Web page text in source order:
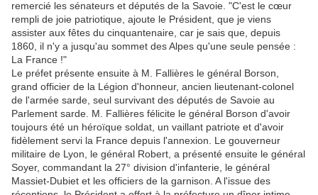
remercié les sénateurs et députés de la Savoie. "C'est le cœur
rempli de joie patriotique, ajoute le Président, que je viens
assister aux fêtes du cinquantenaire, car je sais que, depuis
1860, il n'y a jusqu'au sommet des Alpes qu'une seule pensée :
La France !"
Le préfet présente ensuite à M. Fallières le général Borson,
grand officier de la Légion d'honneur, ancien lieutenant-colonel
de l'armée sarde, seul survivant des députés de Savoie au
Parlement sarde. M. Fallières félicite le général Borson d'avoir
toujours été un héroïque soldat, un vaillant patriote et d'avoir
fidèlement servi la France depuis l'annexion. Le gouverneur
militaire de Lyon, le général Robert, a présenté ensuite le général
Soyer, commandant la 27° division d'infanterie, le général
Massiet-Dubiet et les officiers de la garnison. A l'issue des